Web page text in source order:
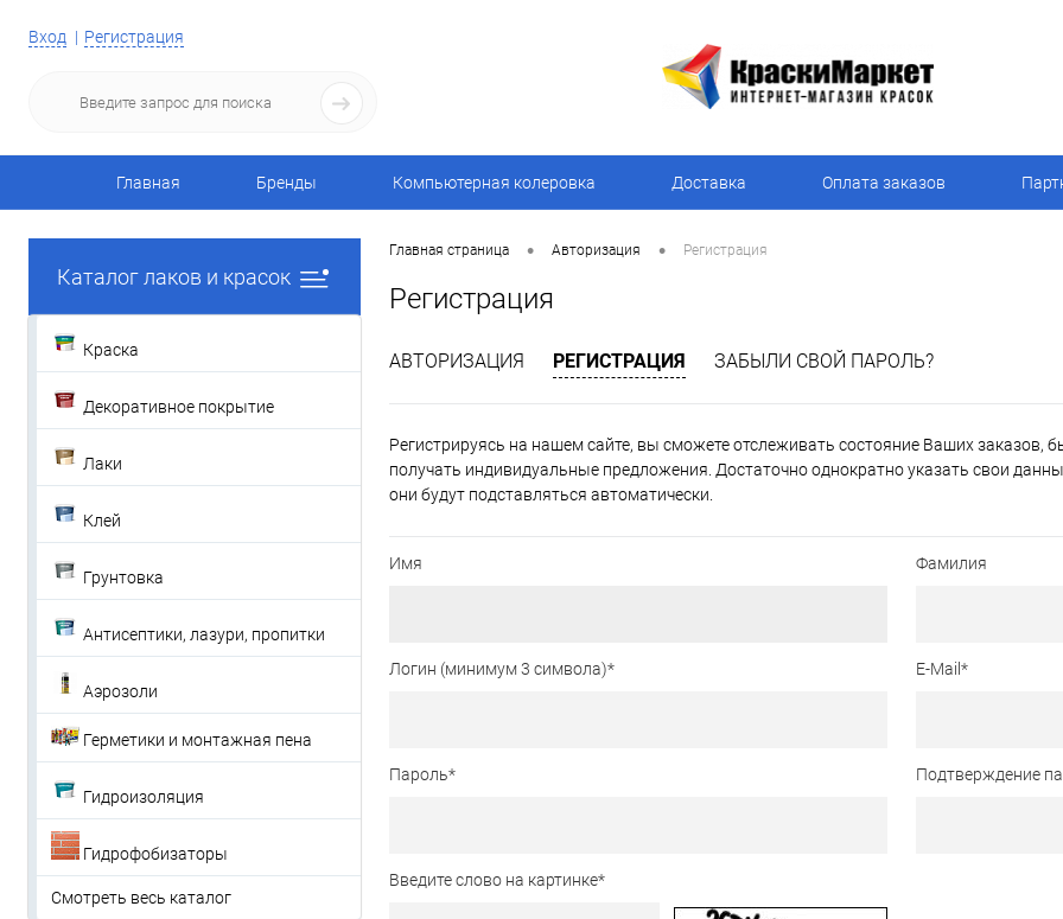
Вход Регистрация
Главная Бренды Компьютерная колеровка Доставка Оплата заказов
Каталог лаков и красок
Краска
Декоративное покрытие
Лаки
Клей
Грунтовка
Антисептики, лазури, пропитки
Аэрозоли
Герметики и монтажная пена
Гидроизоляция
Гидрофобизаторы
Смотреть весь каталог
Главная страница • Авторизация • Регистрация
Регистрация
АВТОРИЗАЦИЯ РЕГИСТРАЦИЯ ЗАБЫЛИ СВОЙ ПАРОЛЬ?
Регистрируясь на нашем сайте, вы сможете отслеживать состояние Ваших заказов,
получать индивидуальные предложения. Достаточно однократно указать свои
они будут подставляться автоматически.
Имя Фамилия
Логин (минимум 3 символа)* E-Mail *
Пароль* Подтверждение
Введите слово на картинке*